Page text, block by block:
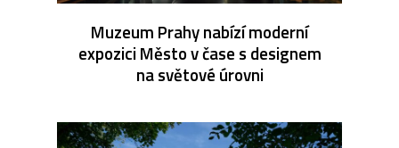
Muzeum Prahy nabízí moderní
expozici Město v čase s designem
na světové úrovni